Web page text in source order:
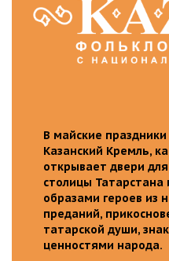
В майские
Казанский Кремль,
открывает двери
столицы
образами героев из
преданий,
татарской души,
ценностями народа.